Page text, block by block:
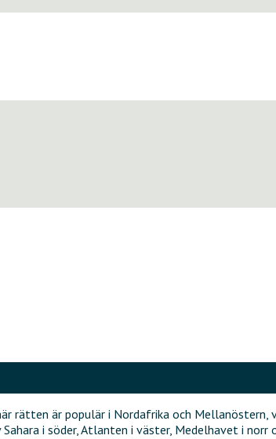
rätten är populär i Nordafrika och
i söder, Atlanten i väster, Medelhavet i norr